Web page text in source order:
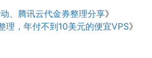
、腾讯云代金券整理分享》
理，年付不到10美元的便宜VPS》